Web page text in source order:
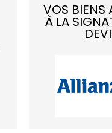
VOS BIENS
À LA